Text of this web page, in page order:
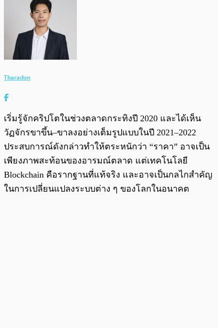
Tharadon
เริ่มรู้จักคริปโตในช่วงตลาดกระทิงปี 2020 และได้เห็น
วัฏจักรขาขึ้น–ขาลงอย่างเต็มรูปแบบในปี 2021–2022
ประสบการณ์ดังกล่าวทำให้ตระหนักว่า “ราคา” อาจเป็น
เพียงภาพสะท้อนของอารมณ์ตลาด แต่เทคโนโลยี
Blockchain คือรากฐานที่แท้จริง และอาจเป็นกลไกสำคัญ
ในการเปลี่ยนแปลงระบบต่าง ๆ ของโลกในอนาคต